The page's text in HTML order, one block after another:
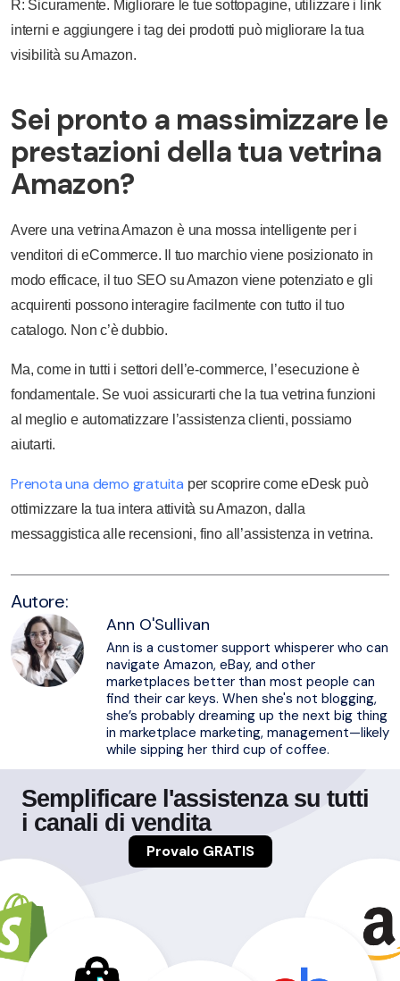
R: Sicuramente. Migliorare le tue sottopagine, utilizzare i link
interni e aggiungere i tag dei prodotti può migliorare la tua
visibilità su Amazon.
Sei pronto a massimizzare le
prestazioni della tua vetrina
Amazon?
Avere una vetrina Amazon è una mossa intelligente per i
venditori di eCommerce. Il tuo marchio viene posizionato in
modo efficace, il tuo SEO su Amazon viene potenziato e gli
acquirenti possono interagire facilmente con tutto il tuo
catalogo. Non c’è dubbio.
Ma, come in tutti i settori dell’e-commerce, l’esecuzione è
fondamentale. Se vuoi assicurarti che la tua vetrina funzioni
al meglio e automatizzare l’assistenza clienti, possiamo
aiutarti.
Prenota una demo gratuita per scoprire come eDesk può
ottimizzare la tua intera attività su Amazon, dalla
messaggistica alle recensioni, fino all’assistenza in vetrina.
Autore:
Ann O'Sullivan
Ann is a customer support whisperer who can
navigate Amazon, eBay, and other
marketplaces better than most people can
find their car keys. When she's not blogging,
she’s probably dreaming up the next big thing
in marketplace marketing, management—likely
while sipping her third cup of coffee.
Semplificare l'assistenza su tutti
i canali di vendita
Provalo GRATIS